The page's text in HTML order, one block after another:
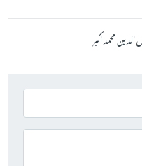
محمد اکبر